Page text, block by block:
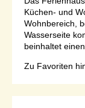
Küchen- und
Wohnbereich,
Wasserseite
beinhaltet
Zu Favoriten